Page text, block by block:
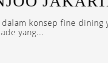
konsep fine dining
yang...